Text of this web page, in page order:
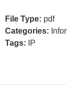
File Type: pdf
Categories:
Tags:
IP